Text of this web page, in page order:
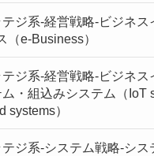
ジ系-経営戦略-ビジネス
（e-Business）
ジ系-経営戦略-ビジネス
・組込みシステム（IoT
systems）
ジ系-システム戦略-シス